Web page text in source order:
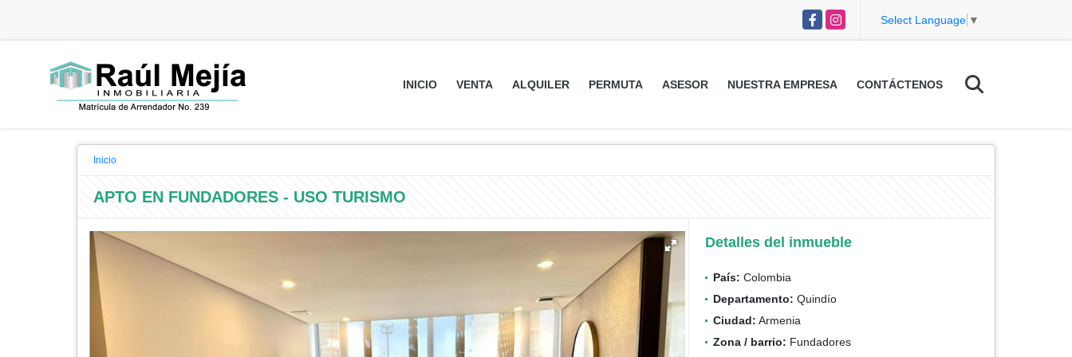
FacebookInstagram Select Language ▼
INICIO VENTA ALQUILER PERMUTA ASESOR NUESTRA EMPRESA CONTÁCTENOS
Inicio
APTO EN FUNDADORES - USO TURISMO
Detalles del inmueble
País: Colombia
Departamento: Quindío
Ciudad: Armenia
Zona / barrio: Fundadores